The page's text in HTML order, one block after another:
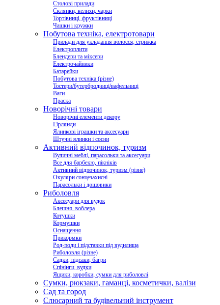
Столові прилади
Склянки, келихи, чарки
Тортівниці, фруктівниці
Чашки і кружки
Побутова техніка, електротовари
Прилади для укладання волосся, стрижка
Електроплити
Блендери та міксери
Електрочайники
Батарейки
Побутова техніка (різне)
Тостери/бутербродниці/вафельниці
Ваги
Праска
Новорічні товари
Новорічні елементи декору
Гірлянди
Ялинкові іграшки та аксесуари
Штучні ялинки і сосни
Активний відпочинок, туризм
Вуличні меблі, парасольки та аксесуари
Все для барбекю, пікніків
Активний відпочинок, туризм (різне)
Окуляри сонцезахисні
Парасольки і дощовики
Риболовля
Аксесуари для вудок
Блешня, воблера
Котушки
Кормушки
Оснащення
Прикормки
Род-поди і підставки під вудилища
Риболовля (різне)
Садки, підсаки, багри
Спінінги, вудки
Ящики, коробки, сумки для риболовлі
Сумки, рюкзаки, гаманці, косметички, валізи
Сад та город
Слюсарний та будівельний інструмент